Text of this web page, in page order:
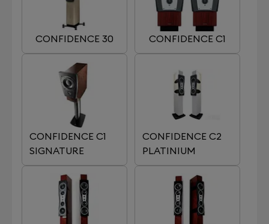
CONFIDENCE 30 CONFIDENCE C1
CONFIDENCE C1
SIGNATURE
CONFIDENCE C2
PLATINIUM